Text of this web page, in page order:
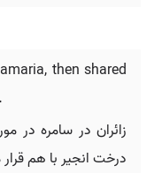
then shared
زائران در سامره
درخت انجیر با هم